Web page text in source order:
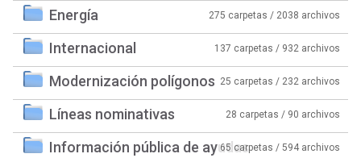
Energía 275 carpetas / 2038 archivos
Internacional 137 carpetas / 932 archivos
Modernización polígonos 25 carpetas / 232 archivos
Líneas nominativas 28 carpetas / 90 archivos
Información pública de ayudas65 carpetas / 594 archivos